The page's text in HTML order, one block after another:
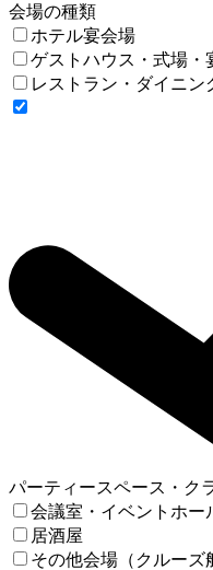
会場の種類
ホテル宴会場
ゲストハウス・式場・
レストラン・ダイニン
パーティースペース・ク
会議室・イベントホー
居酒屋
その他会場（クルーズ